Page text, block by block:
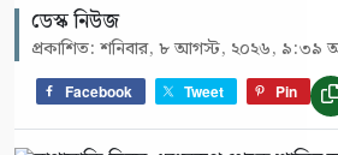
ডেস্ক নিউজ
প্রকাশিত: শনিবার, ৮ আগস্ট, ২০২৬, ৯:৩৯
Facebook Tweet Pin